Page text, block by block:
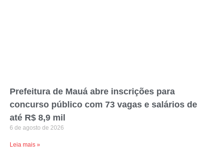
Prefeitura de Mauá abre inscrições para
concurso público com 73 vagas e salários de
até R$ 8,9 mil
6 de agosto de 2026
Leia mais »